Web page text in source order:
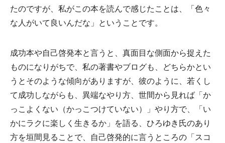
たのですが、私がこの本を読んで感じたことは、「色々
な人がいて良いんだな」ということです。
成功本や自己啓発本と言うと、真面目な側面から捉えた
ものになりがちで、私の著書やブログも、どちらかとい
うとそのような傾向がありますが、彼のように、若くし
て成功しながらも、異端なやり方、世間から見れば「か
っこよくない（かっこつけていない）」やり方で、「い
かにラクに楽しく生きるか」を語る、ひろゆき氏のあり
方を垣間見ることで、自己啓発的に言うところの「スコ